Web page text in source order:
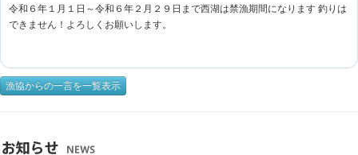
令和６年１月１日～令和６年２月２９日まで西湖は禁漁期間になります 釣りは
できません！よろしくお願いします。
漁協からの一言を一覧表示